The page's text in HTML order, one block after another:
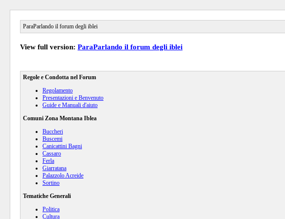
ParaParlando il forum degli iblei
View full version: ParaParlando il forum degli iblei
Regole e Condotta nel Forum
Regolamento
Presentazioni e Benvenuto
Guide e Manuali d'aiuto
Comuni Zona Montana Iblea
Buccheri
Buscemi
Canicattini Bagni
Cassaro
Ferla
Giarratana
Palazzolo Acreide
Sortino
Tematiche Generali
Politica
Cultura